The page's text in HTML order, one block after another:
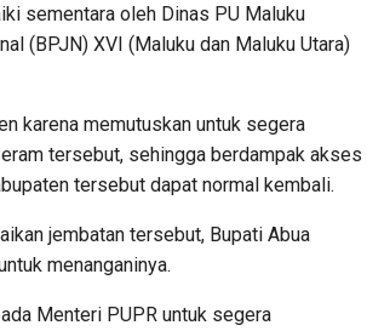
sementara oleh Dinas PU Maluku
(BPJN) XVI (Maluku dan Maluku Utara)
karena memutuskan untuk segera
tersebut, sehingga berdampak akses
tersebut dapat normal kembali.
jembatan tersebut, Bupati Abua
menanganinya.
Menteri PUPR untuk segera